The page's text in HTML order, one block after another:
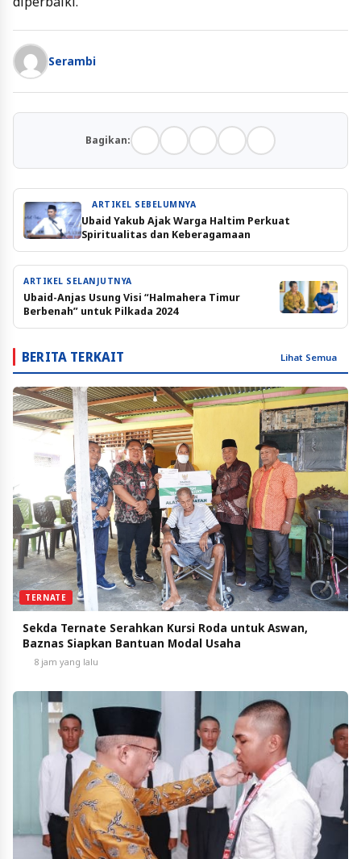
Serambi
Bagikan:
ARTIKEL SEBELUMNYA
Ubaid Yakub Ajak Warga Haltim Perkuat
Spiritualitas dan Keberagamaan
ARTIKEL SELANJUTNYA
Ubaid-Anjas Usung Visi “Halmahera Timur
Berbenah” untuk Pilkada 2024
BERITA TERKAIT Lihat Semua
TERNATE
Sekda Ternate Serahkan Kursi Roda untuk Aswan,
Baznas Siapkan Bantuan Modal Usaha
8 jam yang lalu